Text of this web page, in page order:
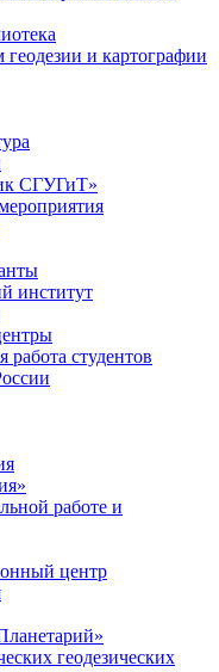
и картографии
СГУГиТ»
институт
работа студентов
работе и
центр
геодезических